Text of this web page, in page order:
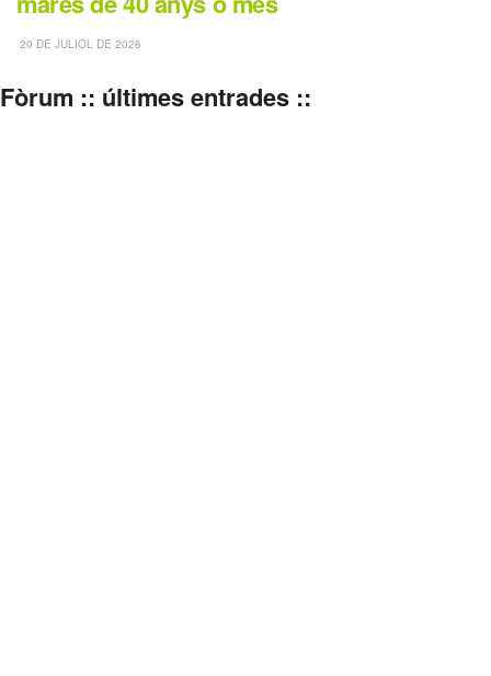
20 DE JULIOL DE 2026
Fòrum :: últimes entrades ::